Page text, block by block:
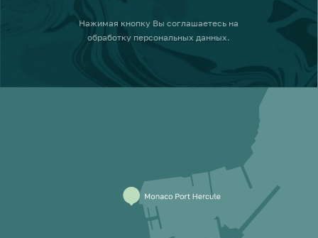
Нажимая кнопку Вы соглашаетесь на
обработку персональных данных.